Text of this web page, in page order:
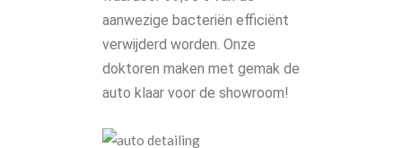
aanwezige bacteriën efficiënt
verwijderd worden. Onze
doktoren maken met gemak de
auto klaar voor de showroom!